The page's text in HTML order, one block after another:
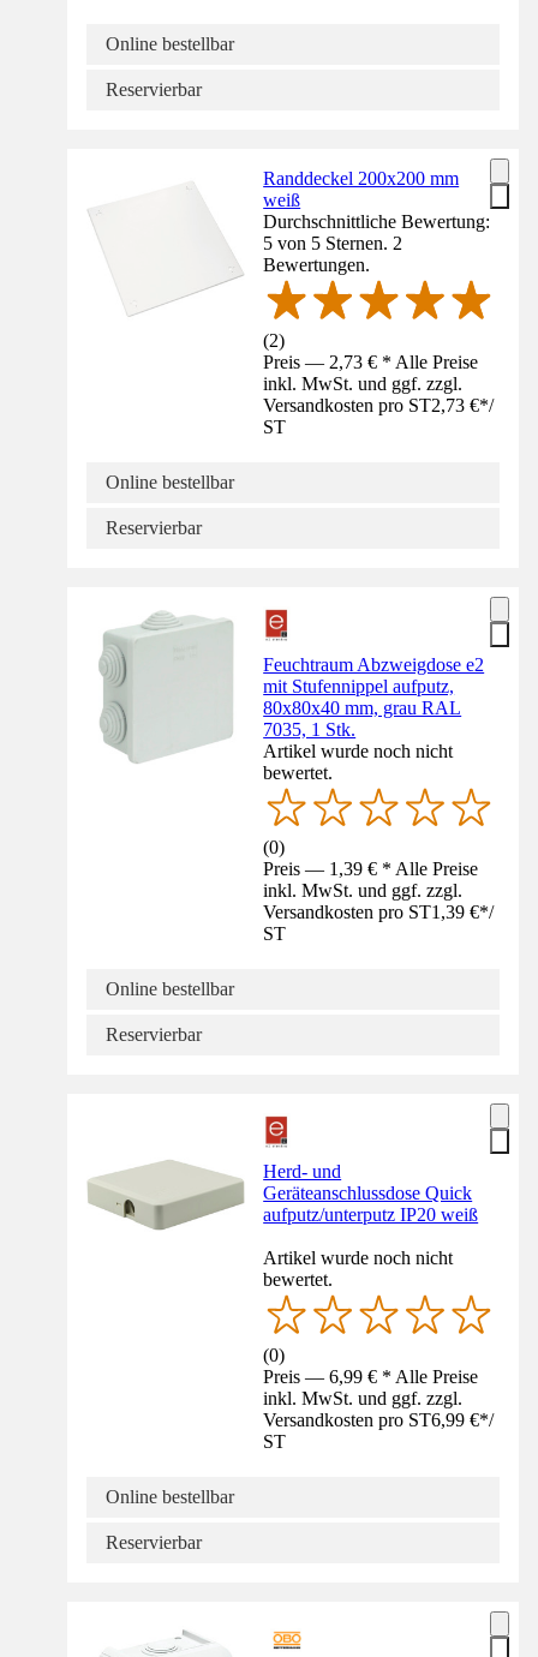
Online bestellbar
Reservierbar
Randdeckel 200x200 mm
weiß
Durchschnittliche Bewertung:
5 von 5 Sternen. 2
Bewertungen.
(2)
Preis — 2,73 € * Alle Preise
inkl. MwSt. und ggf. zzgl.
Versandkosten pro ST2,73 €*/
ST
Online bestellbar
Reservierbar
Feuchtraum Abzweigdose e2
mit Stufennippel aufputz,
80x80x40 mm, grau RAL
7035, 1 Stk.
Artikel wurde noch nicht
bewertet.
(0)
Preis — 1,39 € * Alle Preise
inkl. MwSt. und ggf. zzgl.
Versandkosten pro ST1,39 €*/
ST
Online bestellbar
Reservierbar
Herd- und
Geräteanschlussdose Quick
aufputz/unterputz IP20 weiß
Artikel wurde noch nicht
bewertet.
(0)
Preis — 6,99 € * Alle Preise
inkl. MwSt. und ggf. zzgl.
Versandkosten pro ST6,99 €*/
ST
Online bestellbar
Reservierbar